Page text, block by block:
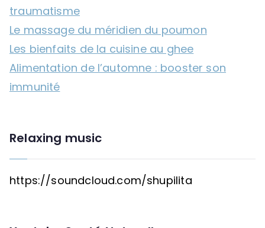
traumatisme
Le massage du méridien du poumon
Les bienfaits de la cuisine au ghee
Alimentation de l’automne : booster son
immunité
Relaxing music
https://soundcloud.com/shupilita